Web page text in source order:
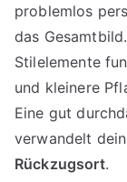
problemlos
das
Stilelemente
und kleinere
Eine gut
verwandelt
Rückzugsort.